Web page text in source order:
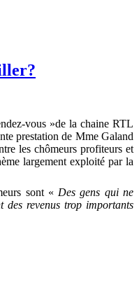
vous »de la chaine RTL
prestation de Mme Galand
les chômeurs profiteurs et
largement exploité par la
sont « Des gens qui ne
des revenus trop importants